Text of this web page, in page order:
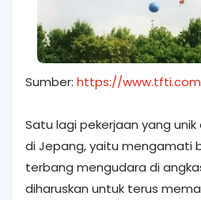
Sumber: https://www.tfti.com
Satu lagi pekerjaan yang
di Jepang, yaitu mengamati
terbang mengudara di
diharuskan untuk terus